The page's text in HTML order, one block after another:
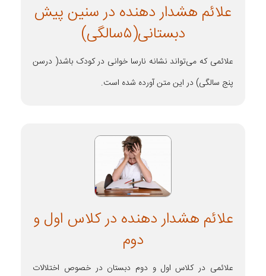
علائم هشدار دهنده در سنین پیش
دبستانی(۵سالگی)
علائمی که می‌تواند نشانه نارسا خوانی در کودک باشد( درسن
پنج سالگی) در این متن آورده شده است.
علائم هشدار دهنده در کلاس اول و
دوم
علائمی در کلاس اول و دوم دبستان در خصوص اختلالات